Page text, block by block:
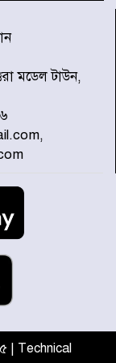
এ দেশেই
হোক না কেন,
দিবসে
আভাস
ভারতের সমর্থন
যোদ্ধা
মডেল টাউন,
| Technical